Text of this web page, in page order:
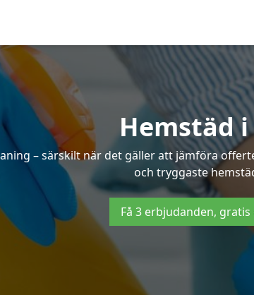
Hemstäd
– särskilt när det gäller att jämföra
och tryggaste
Få 3 erbjudanden,